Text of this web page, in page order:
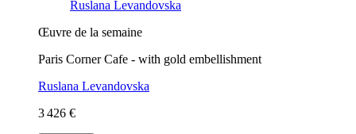
Œuvre de la semaine
Paris Corner Cafe - with gold embellishment
Ruslana Levandovska
3 426 €